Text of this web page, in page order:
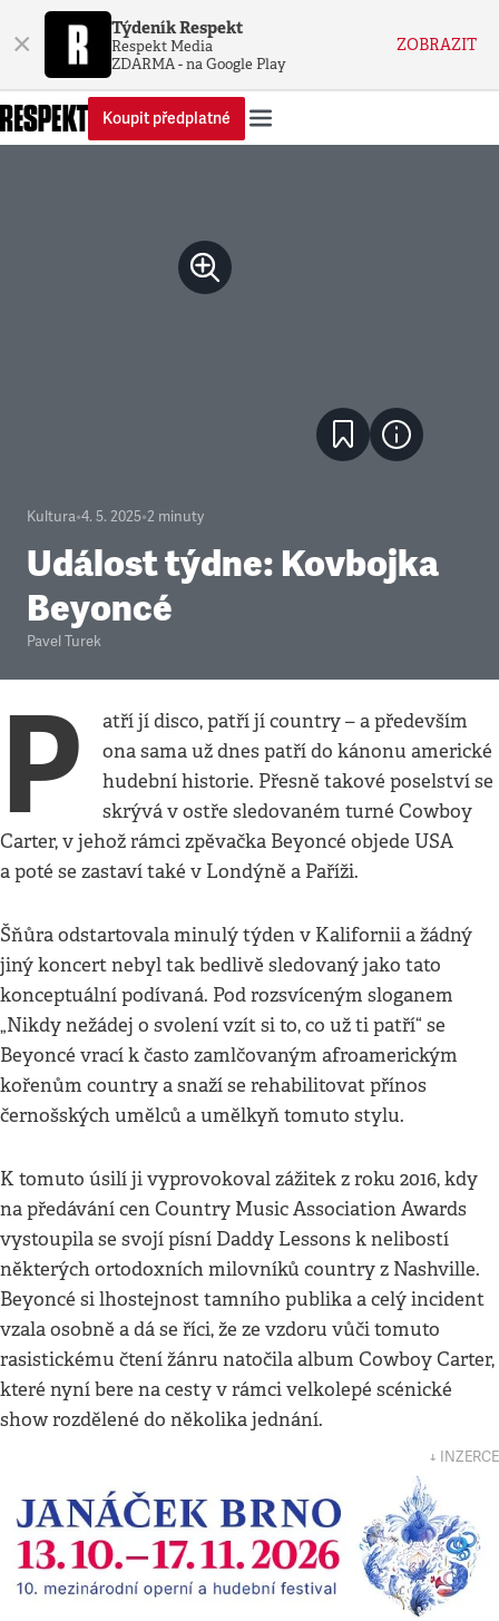
× Týdeník Respekt
Respekt Media
ZDARMA - na Google Play
ZOBRAZIT
Koupit předplatné
Kultura•4. 5. 2025•2 minuty
Událost týdne: Kovbojka
Beyoncé
Pavel Turek
P
atří jí disco, patří jí country – a především
ona sama už dnes patří do kánonu americké
hudební historie. Přesně takové poselství se
skrývá v ostře sledovaném turné Cowboy
Carter, v jehož rámci zpěvačka Beyoncé objede USA
a poté se zastaví také v Londýně a Paříži.
Šňůra odstartovala minulý týden v Kalifornii a žádný
jiný koncert nebyl tak bedlivě sledovaný jako tato
konceptuální podívaná. Pod rozsvíceným sloganem
„Nikdy nežádej o svolení vzít si to, co už ti patří“ se
Beyoncé vrací k často zamlčovaným afroamerickým
kořenům country a snaží se rehabilitovat přínos
černošských umělců a umělkyň tomuto stylu.
K tomuto úsilí ji vyprovokoval zážitek z roku 2016, kdy
na předávání cen Country Music Association Awards
vystoupila se svojí písní Daddy Lessons k nelibostí
některých ortodoxních milovníků country z Nashville.
Beyoncé si lhostejnost tamního publika a celý incident
vzala osobně a dá se říci, že ze vzdoru vůči tomuto
rasistickému čtení žánru natočila album Cowboy Carter,
které nyní bere na cesty v rámci velkolepé scénické
show rozdělené do několika jednání.
↓ INZERCE